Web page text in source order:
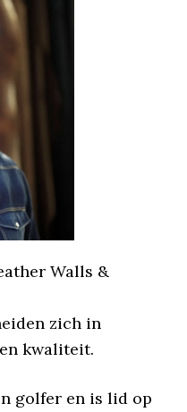
Walls &
zich in
kwaliteit.
golfer en is lid op